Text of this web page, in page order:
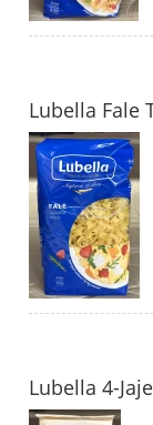
Lubella Fale
Lubella 4-